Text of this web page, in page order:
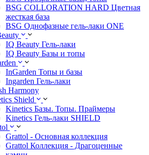
BSG COLLORATION HARD Цветная
жесткая база
BSG Однофазные гель-лаки ONE
IQ Beauty Гель-лаки
IQ Beauty Базы и топы
InGarden Топы и базы
Ingarden Гель-лаки
Harmony
Shield
Kinetics Базы. Топы. Праймеры
Kinetics Гель-лаки SHIELD
Grattol - Oснoвнaя коллекция
Grattol Коллекция - Драгоценные